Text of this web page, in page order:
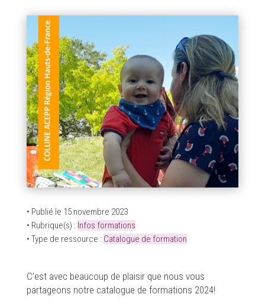
• Publié le 15 novembre 2023
• Rubrique(s) : Infos formations
• Type de ressource : Catalogue de formation
C’est avec beaucoup de plaisir que nous vous
partageons notre catalogue de formations 2024!